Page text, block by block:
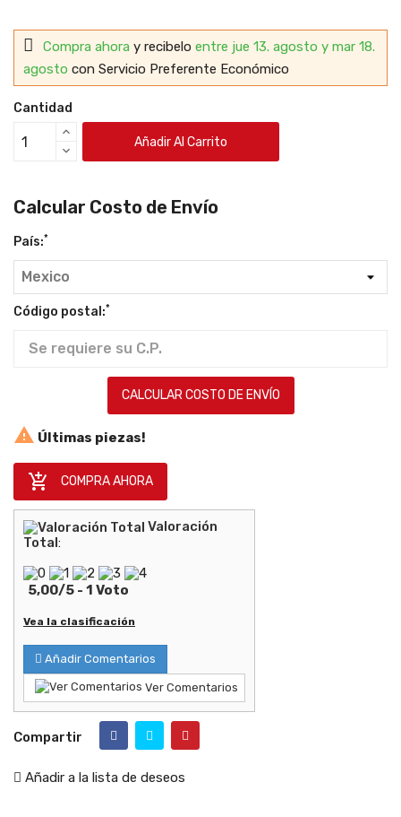
Compra ahora y recibelo entre jue 13. agosto y mar 18.
agosto con Servicio Preferente Económico
Cantidad
Añadir Al Carrito
Calcular Costo de Envío
País:*
Código postal:*
CALCULAR COSTO DE ENVÍO
 Últimas piezas!
 COMPRA AHORA
Valoración
Total:
5,00/5 - 1 Voto
Vea la clasificación
Añadir Comentarios
Ver Comentarios
Compartir
Añadir a la lista de deseos